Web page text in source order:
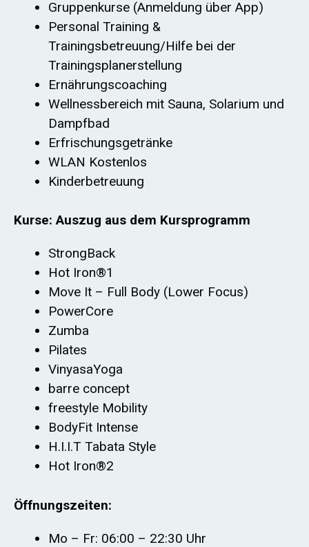
Gruppenkurse (Anmeldung über App)
Personal Training &
Trainingsbetreuung/Hilfe bei der
Trainingsplanerstellung
Ernährungscoaching
Wellnessbereich mit Sauna, Solarium und
Dampfbad
Erfrischungsgetränke
WLAN Kostenlos
Kinderbetreuung
Kurse: Auszug aus dem Kursprogramm
StrongBack
Hot Iron®1
Move It – Full Body (Lower Focus)
PowerCore
Zumba
Pilates
VinyasaYoga
barre concept
freestyle Mobility
BodyFit Intense
H.I.I.T Tabata Style
Hot Iron®2
Öffnungszeiten:
Mo – Fr: 06:00 – 22:30 Uhr